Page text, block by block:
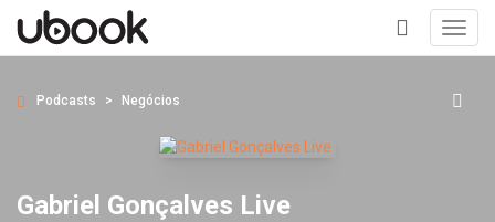
+
Podcasts Negócios
Gabriel Gonçalves Live